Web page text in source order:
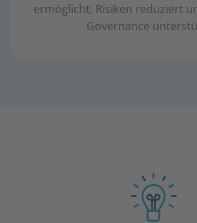
ermöglicht, Risiken reduziert
Governance